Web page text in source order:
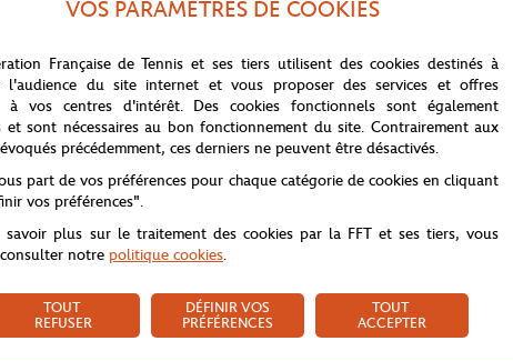
VOS PARAMÈTRES DE COOKIES
Française de Tennis et ses tiers utilisent des cookies destinés à
l'audience du site internet et vous proposer des services et offres
à vos centres d'intérêt. Des cookies fonctionnels sont également
et sont nécessaires au bon fonctionnement du site. Contrairement aux
précédemment, ces derniers ne peuvent être désactivés.
part de vos préférences pour chaque catégorie de cookies en cliquant
vos préférences".
savoir plus sur le traitement des cookies par la FFT et ses tiers, vous
notre politique cookies.
TOUT
REFUSER
DÉFINIR VOS
PRÉFÉRENCES
TOUT
ACCEPTER